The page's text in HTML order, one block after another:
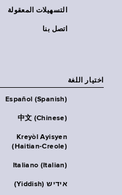
التسهيلات المعقولة
اتصل بنا
اختيار اللغة
Español (Spanish)
中文 (Chinese)
Kreyòl Ayisyen
(Haitian-Creole)
Italiano (Italian)
אידיש (Yiddish)